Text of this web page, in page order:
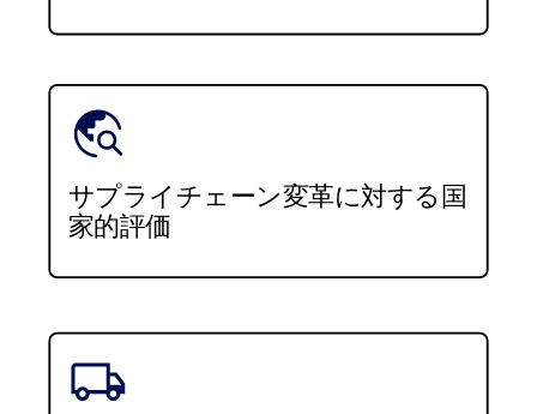
サプライチェーン変革に対する国
家的評価